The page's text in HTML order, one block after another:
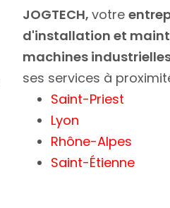
JOGTECH, votre
d'installation et
machines
ses services à
Saint-Priest
Lyon
Rhône-Alpes
Saint-Étienne